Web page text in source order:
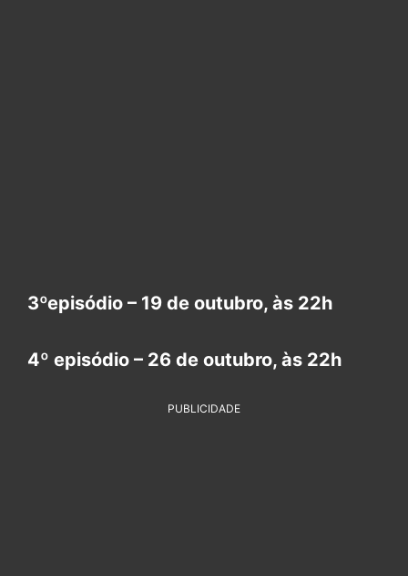
3ºepisódio – 19 de outubro, às 22h
4º episódio – 26 de outubro, às 22h
PUBLICIDADE